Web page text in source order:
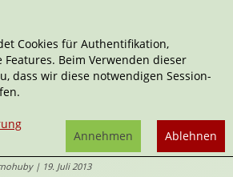
Die Krone der Schwerter
Original
Schwerter
| 19. Juli 2013
Cookies für Authentifikation,
Beim Verwenden dieser
dass wir diese notwendigen Session-
Ablehnen
Annehmen